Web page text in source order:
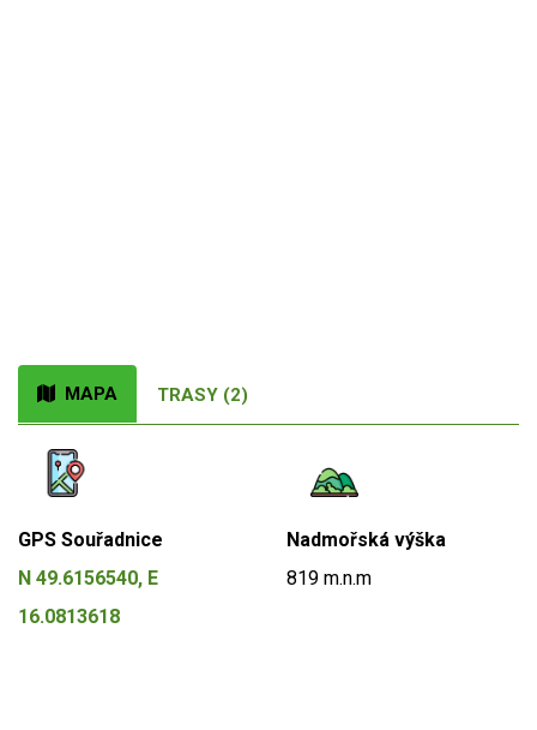
MAPA TRASY (2)
GPS Souřadnice
N 49.6156540, E
16.0813618
Nadmořská výška
819 m.n.m